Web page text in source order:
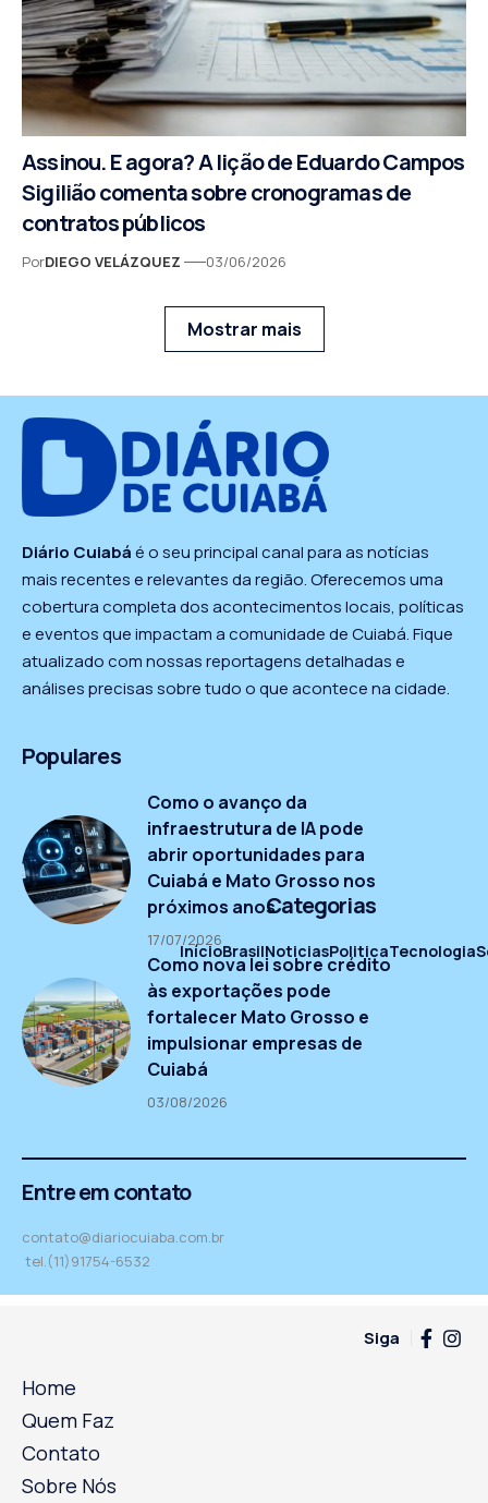
Assinou. E agora? A lição de Eduardo Campos
Sigilião comenta sobre cronogramas de
contratos públicos
PorDIEGO VELÁZQUEZ 03/06/2026
Mostrar mais
Diário Cuiabáé o seu principal canal para as notícias
mais recentes e relevantes da região. Oferecemos uma
cobertura completa dos acontecimentos locais, políticas
e eventos que impactam a comunidade de Cuiabá. Fique
atualizado com nossas reportagens detalhadas e
análises precisas sobre tudo o que acontece na cidade.
Populares
Como o avanço da
infraestrutura de IA pode
abrir oportunidades para
Cuiabá e Mato Grosso nos
próximos anos
17/07/2026
Como nova lei sobre crédito
às exportações pode
fortalecer Mato Grosso e
impulsionar empresas de
Cuiabá
03/08/2026
Categorias
InícioBrasilNoticiasPoliticaTecnologia
Entre em contato
contato@diariocuiaba.com.br
tel.(11)91754-6532
Siga
Home
Quem Faz
Contato
Sobre Nós